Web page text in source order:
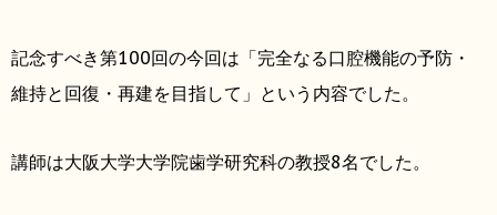
記念すべき第100回の今回は「完全なる口腔機能の予防・
維持と回復・再建を目指して」という内容でした。
講師は大阪大学大学院歯学研究科の教授8名でした。